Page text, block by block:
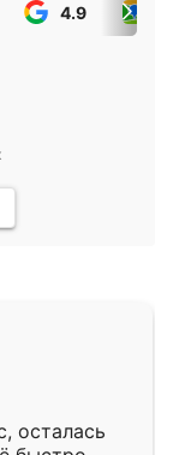
4.9
осталась